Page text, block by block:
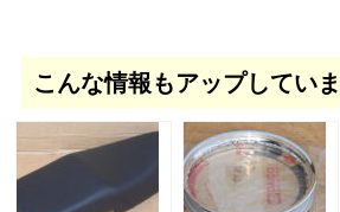
こんな情報もアップしていま